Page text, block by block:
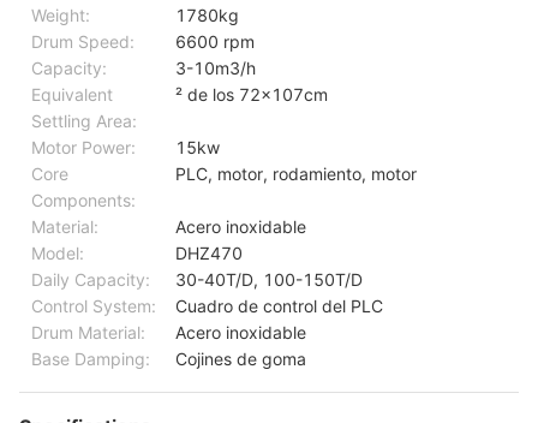
Weight:
1780kg
Drum Speed:
6600 rpm
Capacity:
3-10m3/h
Equivalent
Settling Area:
² de los 72x107cm
Motor Power:
15kw
Core
Components:
PLC, motor, rodamiento, motor
Material:
Acero inoxidable
Model:
DHZ470
Daily Capacity:
30-40T/D, 100-150T/D
Control System:
Cuadro de control del PLC
Drum Material:
Acero inoxidable
Base Damping:
Cojines de goma